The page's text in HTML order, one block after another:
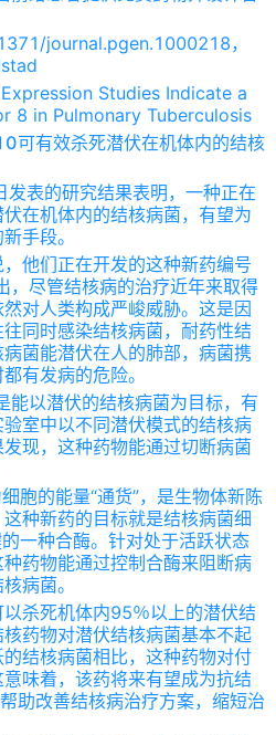
journal.pgen.1000218，
Studies Indicate a
8 in Pulmonary Tuberculosis
可有效杀死潜伏在机体内的结核
表的研究结果表明，一种正在
在机体内的结核病菌，有望为
手段。
他们正在开发的这种新药编号
尽管结核病的治疗近年来取得
对人类构成严峻威胁。这是因
同时感染结核病菌，耐药性结
菌能潜伏在人的肺部，病菌携
有发病的危险。
以潜伏的结核病菌为目标，有
室中以不同潜伏模式的结核病
现，这种药物能通过切断病菌
胞的能量“通货”，是生物体新陈
种新药的目标就是结核病菌细
一种合酶。针对处于活跃状态
药物能通过控制合酶来阻断病
病菌。
杀死机体内95％以上的潜伏结
药物对潜伏结核病菌基本不起
结核病菌相比，这种药物对付
味着，该药将来有望成为抗结
助改善结核病治疗方案，缩短治